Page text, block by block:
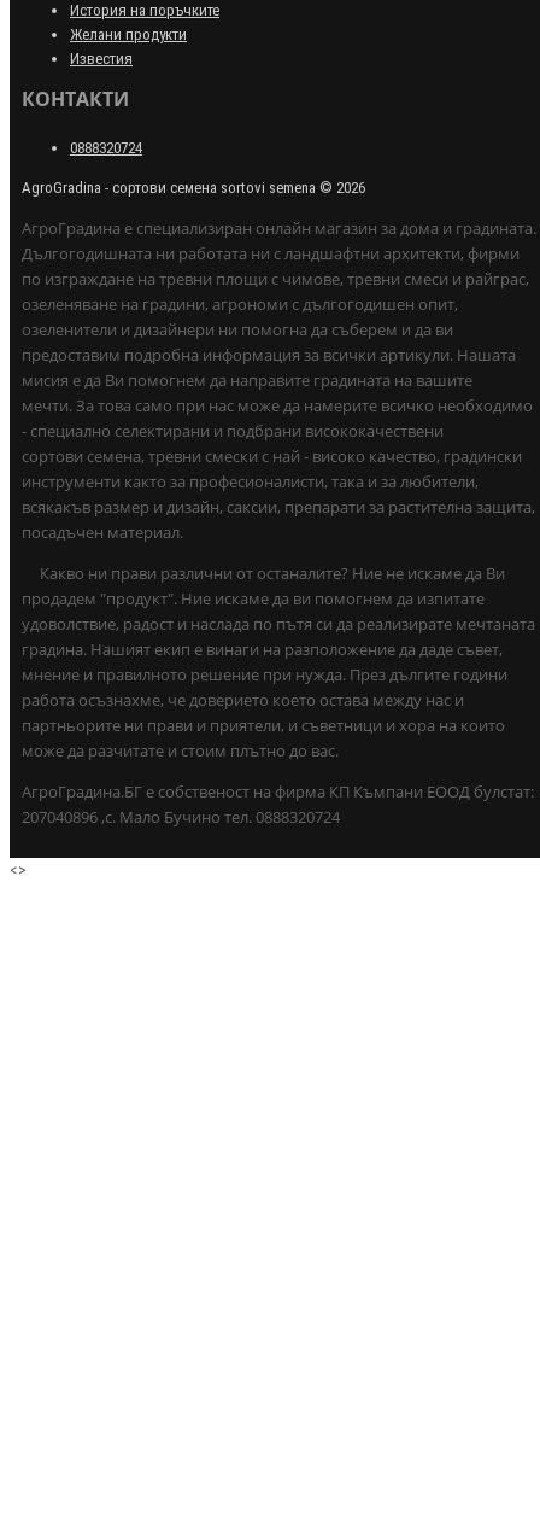
История на поръчките
Желани продукти
Известия
КОНТАКТИ
0888320724
AgroGradina - сортови семена sortovi semena © 2026
АгроГрадина е специализиран онлайн магазин за дома и градината.
Дългогодишната ни работата ни с ландшафтни архитекти, фирми
по изграждане на тревни площи с чимове, тревни смеси и райграс,
озеленяване на градини, агрономи с дългогодишен опит,
озеленители и дизайнери ни помогна да съберем и да ви
предоставим подробна информация за всички артикули. Нашата
мисия е да Ви помогнем да направите градината на вашите
мечти. За това само при нас може да намерите всичко необходимо
- специално селектирани и подбрани висококачествени
сортови семена, тревни смески с най - високо качество, градински
инструменти както за професионалисти, така и за любители,
всякакъв размер и дизайн, саксии, препарати за растителна защита,
посадъчен материал.
Какво ни прави различни от останалите? Ние не искаме да Ви
продадем "продукт". Ние искаме да ви помогнем да изпитате
удоволствие, радост и наслада по пътя си да реализирате мечтаната
градина. Нашият екип е винаги на разположение да даде съвет,
мнение и правилното решение при нужда. През дългите години
работа осъзнахме, че доверието което остава между нас и
партньорите ни прави и приятели, и съветници и хора на които
може да разчитате и стоим плътно до вас.
АгроГрадина.БГ е собственост на фирма КП Къмпани ЕООД булстат:
207040896 ,с. Мало Бучино тел. 0888320724
<>